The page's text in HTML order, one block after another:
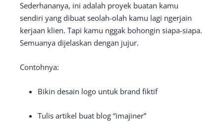
Sederhananya, ini adalah proyek buatan kamu
sendiri yang dibuat seolah-olah kamu lagi ngerjain
kerjaan klien. Tapi kamu nggak bohongin siapa-siapa.
Semuanya dijelaskan dengan jujur.
Contohnya:
Bikin desain logo untuk brand fiktif
Tulis artikel buat blog “imajiner”